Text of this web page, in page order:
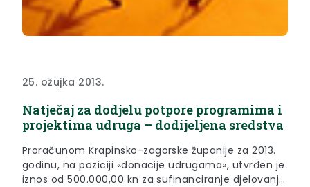
25. ožujka 2013.
Natječaj za dodjelu potpore programima i
projektima udruga – dodijeljena sredstva
Proračunom Krapinsko-zagorske županije za 2013.
godinu, na poziciji «donacije udrugama», utvrđen je
iznos od 500.000,00 kn za sufinanciranje djelovanja